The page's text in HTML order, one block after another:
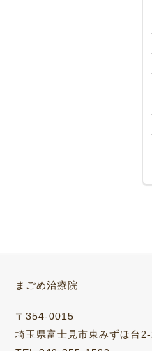
まごめ治療院
〒354-0015
埼玉県富士見市東みずほ台